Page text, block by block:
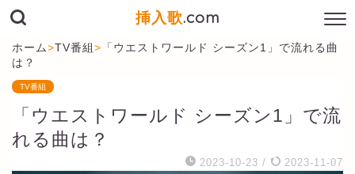
挿入歌.com
ホーム>TV番組> 「ウエストワールド シーズン1」で流れる曲
は？
TV番組
「ウエストワールド シーズン1」で流
れる曲は？
2023-10-23 / 2023-11-07